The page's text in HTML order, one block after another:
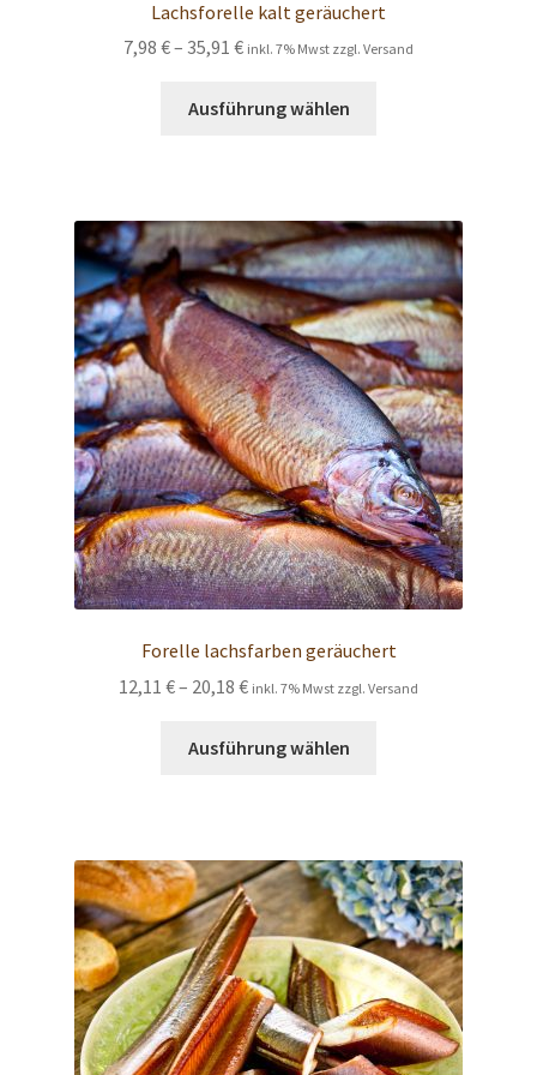
Lachsforelle kalt geräuchert
7,98 €– 35,91 €Preisspanne:
bis
inkl. 7% Mwst zzgl. Versand
Ausführung wählen
Varianten
auf.
Die
Optionen
können
auf
der
Produktseite
gewählt
werden
Forelle lachsfarben geräuchert
12,11 €– 20,18 €Preisspanne:
bis
inkl. 7% Mwst zzgl. Versand
Ausführung wählen
Varianten
auf.
Die
Optionen
können
auf
der
Produktseite